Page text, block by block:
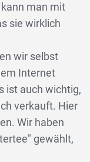
man mit
sie wirklich
wir selbst
Internet
ist auch wichtig,
verkauft. Hier
Wir haben
gewählt,